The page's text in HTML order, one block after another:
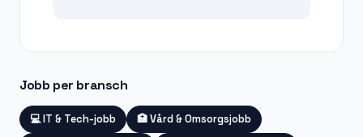
Jobb per bransch
💻IT & Tech-jobb 🏥Vård & Omsorgsjobb